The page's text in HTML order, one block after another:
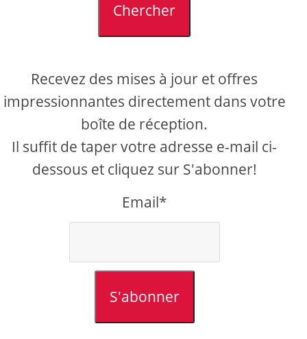
Chercher
Recevez des mises à jour et offres
impressionnantes directement dans votre
boîte de réception.
Il suffit de taper votre adresse e-mail ci-
dessous et cliquez sur S'abonner!
Email*
S'abonner